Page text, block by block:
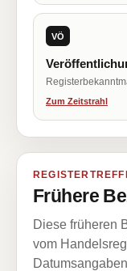
VÖ
Zum Zeitstrahl
Frühere
Diese früheren
vom